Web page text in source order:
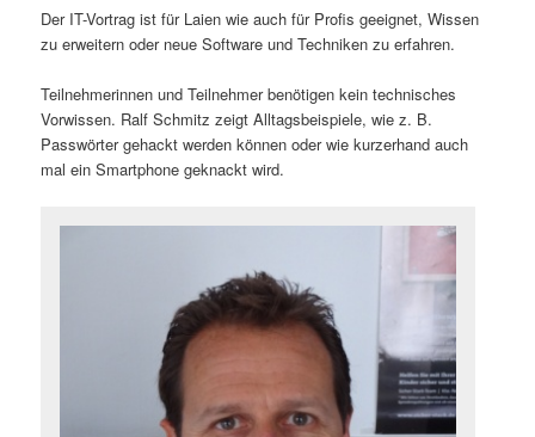
Der IT-Vortrag ist für Laien wie auch für Profis geeignet, Wissen
zu erweitern oder neue Software und Techniken zu erfahren.
Teilnehmerinnen und Teilnehmer benötigen kein technisches
Vorwissen. Ralf Schmitz zeigt Alltagsbeispiele, wie z. B.
Passwörter gehackt werden können oder wie kurzerhand auch
mal ein Smartphone geknackt wird.